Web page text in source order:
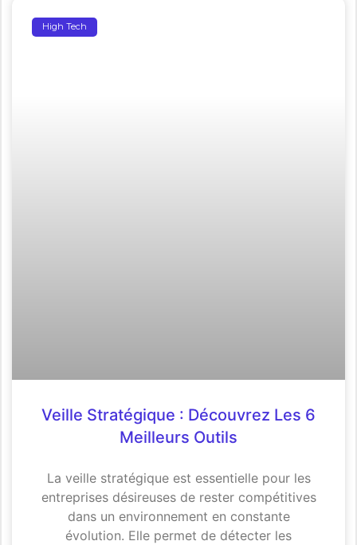
High Tech
Veille Stratégique : Découvrez Les 6
Meilleurs Outils
La veille stratégique est essentielle pour les
entreprises désireuses de rester compétitives
dans un environnement en constante
évolution. Elle permet de détecter les